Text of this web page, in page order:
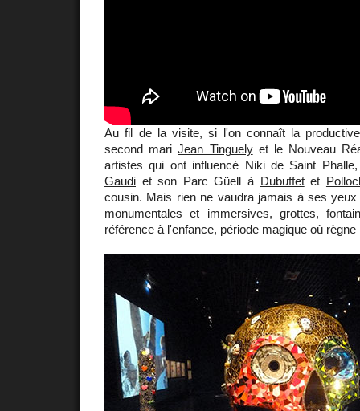
Au fil de la visite, si l'on connaît la
second mariJean Tinguelyet le Nouveau
artistes qui ont influencé Niki de Saint
Gaudi et son Parc Güell à Dubuffetet
cousin. Mais rien ne vaudra jamais à ses
monumentales et immersives, grottes,
référence à l'enfance, période magique où